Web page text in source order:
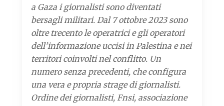
a Gaza i giornalisti sono diventati
bersagli militari. Dal 7 ottobre 2023 sono
oltre trecento le operatrici e gli operatori
dell’informazione uccisi in Palestina e nei
territori coinvolti nel conflitto. Un
numero senza precedenti, che configura
una vera e propria strage di giornalisti.
Ordine dei giornalisti, Fnsi, associazione